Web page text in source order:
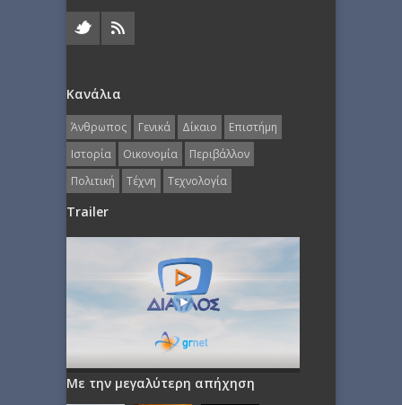
Κανάλια
Άνθρωπος Γενικά Δίκαιο
Επιστήμη
Ιστορία
Οικονομία
Περιβάλλον
Πολιτική
Τέχνη Τεχνολογία
Trailer
Με την μεγαλύτερη απήχηση